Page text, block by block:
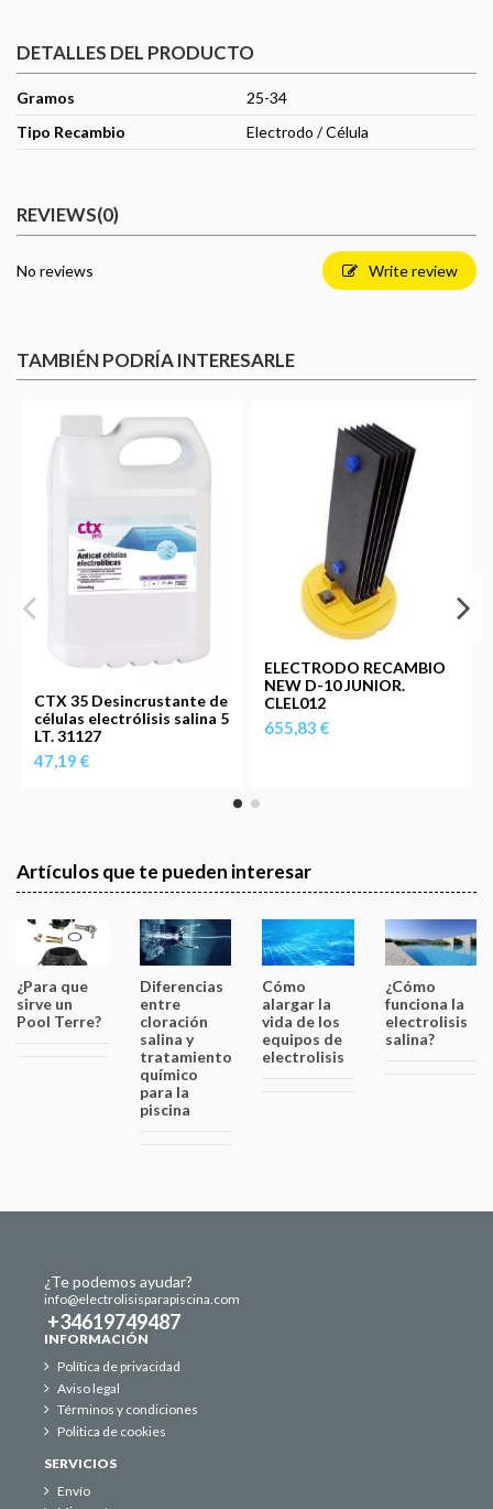
DETALLES DEL PRODUCTO
Gramos
25-34
Tipo Recambio
Electrodo / Célula
REVIEWS(0)
No reviews Write review
TAMBIÉN PODRÍA INTERESARLE
CTX 35 Desincrustante de
células electrólisis salina 5
LT. 31127
47,19 €
ELECTRODO RECAMBIO
NEW D-10 JUNIOR.
CLEL012
655,83 €
Artículos que te pueden interesar
¿Para que
sirve un
Pool Terre?
Diferencias
entre
cloración
salina y
tratamiento
químico
para la
piscina
Cómo
alargar la
vida de los
equipos de
electrolisis
¿Cómo
funciona la
electrolisis
salina?
¿Te podemos ayudar?
info@electrolisisparapiscina.com
+34619749487
INFORMACIÓN
Política de privacidad
Aviso legal
Términos y condiciones
Politica de cookies
SERVICIOS
Envío